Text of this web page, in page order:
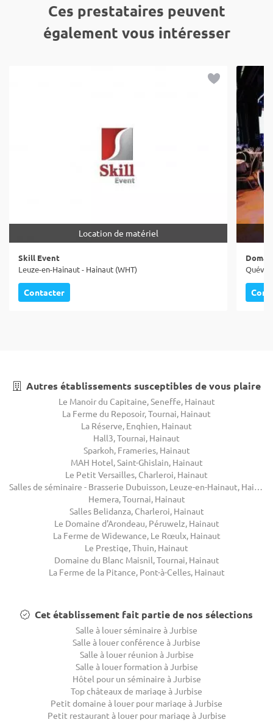
Ces prestataires peuvent
également vous intéresser
Location de matériel
Skill Event
Leuze-en-Hainaut - Hainaut (WHT)
Contacter
Quévy
Autres établissements susceptibles de vous plaire
Le Manoir du Capitaine, Seneffe, Hainaut
La Ferme du Reposoir, Tournai, Hainaut
La Réserve, Enghien, Hainaut
Hall3, Tournai, Hainaut
Sparkoh, Frameries, Hainaut
MAH Hotel, Saint-Ghislain, Hainaut
Le Petit Versailles, Charleroi, Hainaut
Salles de séminaire - Brasserie Dubuisson, Leuze-en-Hainaut, Hainaut
Hemera, Tournai, Hainaut
Salles Belidanza, Charleroi, Hainaut
Le Domaine d'Arondeau, Péruwelz, Hainaut
La Ferme de Widewance, Le Rœulx, Hainaut
Le Prestige, Thuin, Hainaut
Domaine du Blanc Maisnil, Tournai, Hainaut
La Ferme de la Pitance, Pont-à-Celles, Hainaut
Cet établissement fait partie de nos sélections
Salle à louer séminaire à Jurbise
Salle à louer conférence à Jurbise
Salle à louer réunion à Jurbise
Salle à louer formation à Jurbise
Hôtel pour un séminaire à Jurbise
Top châteaux de mariage à Jurbise
Petit domaine à louer pour mariage à Jurbise
Petit restaurant à louer pour mariage à Jurbise